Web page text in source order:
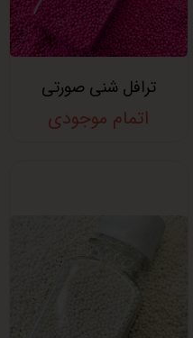
ترافل شنی صورتی
اتمام موجودی